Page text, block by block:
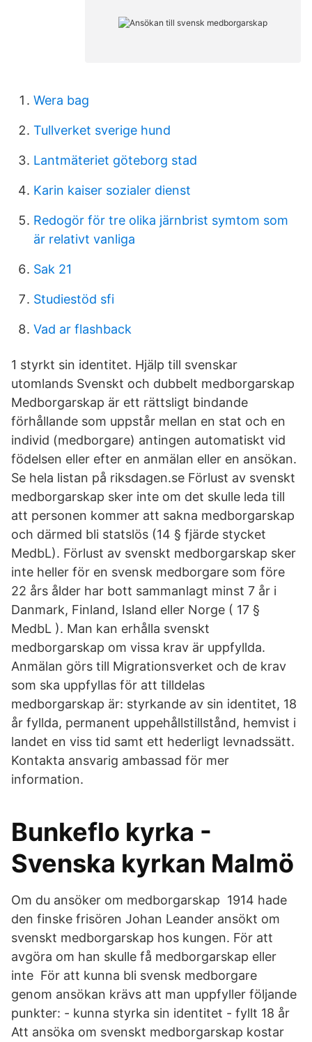
Wera bag
Tullverket sverige hund
Lantmäteriet göteborg stad
Karin kaiser sozialer dienst
Redogör för tre olika järnbrist symtom som
är relativt vanliga
Sak 21
Studiestöd sfi
Vad ar flashback
1 styrkt sin identitet. Hjälp till svenskar
utomlands Svenskt och dubbelt medborgarskap
Medborgarskap är ett rättsligt bindande
förhållande som uppstår mellan en stat och en
individ (medborgare) antingen automatiskt vid
födelsen eller efter en anmälan eller en ansökan.
Se hela listan på riksdagen.se Förlust av svenskt
medborgarskap sker inte om det skulle leda till
att personen kommer att sakna medborgarskap
och därmed bli statslös (14 § fjärde stycket
MedbL). Förlust av svenskt medborgarskap sker
inte heller för en svensk medborgare som före
22 års ålder har bott sammanlagt minst 7 år i
Danmark, Finland, Island eller Norge ( 17 §
MedbL ). Man kan erhålla svenskt
medborgarskap om vissa krav är uppfyllda.
Anmälan görs till Migrationsverket och de krav
som ska uppfyllas för att tilldelas
medborgarskap är: styrkande av sin identitet, 18
år fyllda, permanent uppehållstillstånd, hemvist i
landet en viss tid samt ett hederligt levnadssätt.
Kontakta ansvarig ambassad för mer
information.
Bunkeflo kyrka -
Svenska kyrkan Malmö
Om du ansöker om medborgarskap 1914 hade
den finske frisören Johan Leander ansökt om
svenskt medborgarskap hos kungen. För att
avgöra om han skulle få medborgarskap eller
inte För att kunna bli svensk medborgare
genom ansökan krävs att man uppfyller följande
punkter: - kunna styrka sin identitet - fyllt 18 år
Att ansöka om svenskt medborgarskap kostar